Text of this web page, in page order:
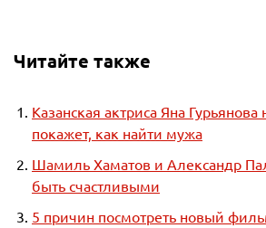
Читайте также
Казанская актриса Яна
покажет, как найти мужа
Шамиль Хаматов и Александр
быть счастливыми
5 причин посмотреть новый